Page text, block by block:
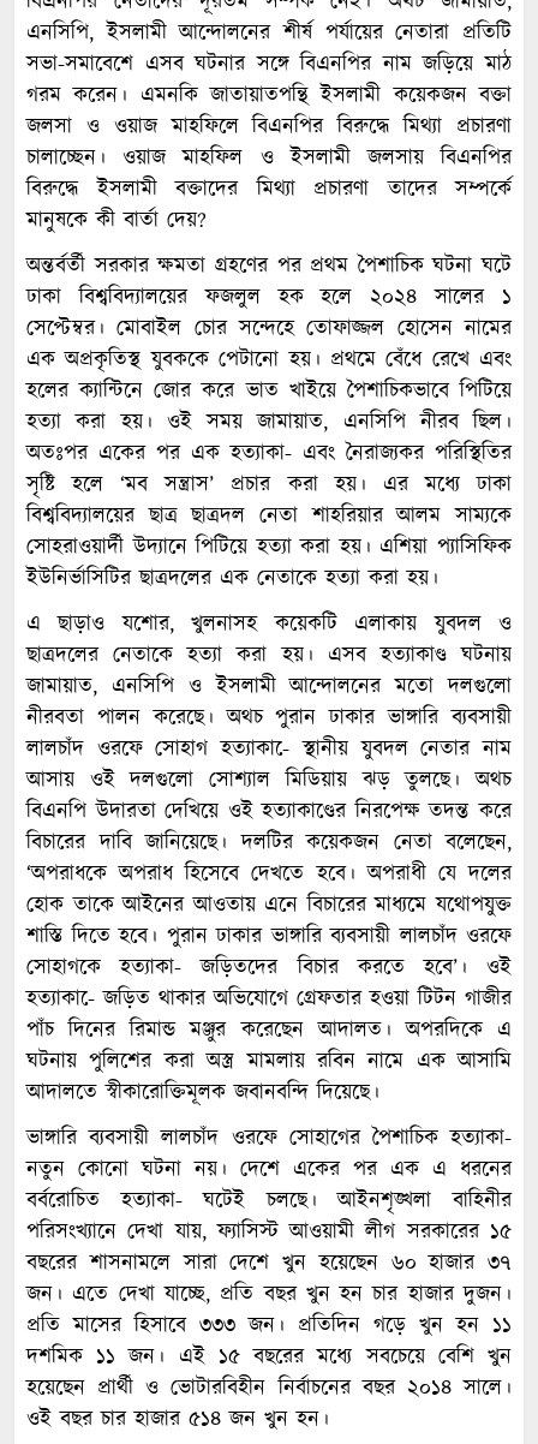
এনসিপি, ইসলামী আন্দোলনের শীর্ষ পর্যায়ের নেতারা প্রতিটি
সভা-সমাবেশে এসব ঘটনার সঙ্গে বিএনপির নাম জড়িয়ে মাঠ
গরম করেন। এমনকি জাতায়াতপন্থি ইসলামী কয়েকজন বক্তা
জলসা ও ওয়াজ মাহফিলে বিএনপির বিরুদ্ধে মিথ্যা প্রচারণা
চালাচ্ছেন। ওয়াজ মাহফিল ও ইসলামী জলসায় বিএনপির
বিরুদ্ধে ইসলামী বক্তাদের মিথ্যা প্রচারণা তাদের সম্পর্কে
মানুষকে কী বার্তা দেয়?
অন্তর্বর্তী সরকার ক্ষমতা গ্রহণের পর প্রথম পৈশাচিক ঘটনা ঘটে
ঢাকা বিশ্ববিদ্যালয়ের ফজলুল হক হলে ২০২৪ সালের ১
সেপ্টেম্বর। মোবাইল চোর সন্দেহে তোফাজ্জল হোসেন নামের
এক অপ্রকৃতিস্থ যুবককে পেটানো হয়। প্রথমে বেঁধে রেখে এবং
হলের ক্যান্টিনে জোর করে ভাত খাইয়ে পৈশাচিকভাবে পিটিয়ে
হত্যা করা হয়। ওই সময় জামায়াত, এনসিপি নীরব ছিল।
অতঃপর একের পর এক হত্যাকা- এবং নৈরাজ্যকর পরিস্থিতির
সৃষ্টি হলে ‘মব সন্ত্রাস’ প্রচার করা হয়। এর মধ্যে ঢাকা
বিশ্ববিদ্যালয়ের ছাত্র ছাত্রদল নেতা শাহরিয়ার আলম সাম্যকে
সোহরাওয়ার্দী উদ্যানে পিটিয়ে হত্যা করা হয়। এশিয়া প্যাসিফিক
ইউনির্ভাসিটির ছাত্রদলের এক নেতাকে হত্যা করা হয়।
এ ছাড়াও যশোর, খুলনাসহ কয়েকটি এলাকায় যুবদল ও
ছাত্রদলের নেতাকে হত্যা করা হয়। এসব হত্যাকাণ্ড ঘটনায়
জামায়াত, এনসিপি ও ইসলামী আন্দোলনের মতো দলগুলো
নীরবতা পালন করেছে। অথচ পুরান ঢাকার ভাঙ্গারি ব্যবসায়ী
লালচাঁদ ওরফে সোহাগ হত্যাকা-ে স্থানীয় যুবদল নেতার নাম
আসায় ওই দলগুলো সোশ্যাল মিডিয়ায় ঝড় তুলছে। অথচ
বিএনপি উদারতা দেখিয়ে ওই হত্যাকাণ্ডের নিরপেক্ষ তদন্ত করে
বিচারের দাবি জানিয়েছে। দলটির কয়েকজন নেতা বলেছেন,
‘অপরাধকে অপরাধ হিসেবে দেখতে হবে। অপরাধী যে দলের
হোক তাকে আইনের আওতায় এনে বিচারের মাধ্যমে যথোপযুক্ত
শাস্তি দিতে হবে। পুরান ঢাকার ভাঙ্গারি ব্যবসায়ী লালচাঁদ ওরফে
সোহাগকে হত্যাকা- জড়িতদের বিচার করতে হবে’। ওই
হত্যাকা-ে জড়িত থাকার অভিযোগে গ্রেফতার হওয়া টিটন গাজীর
পাঁচ দিনের রিমান্ড মঞ্জুর করেছেন আদালত। অপরদিকে এ
ঘটনায় পুলিশের করা অস্ত্র মামলায় রবিন নামে এক আসামি
আদালতে স্বীকারোক্তিমূলক জবানবন্দি দিয়েছে।
ভাঙ্গারি ব্যবসায়ী লালচাঁদ ওরফে সোহাগের পৈশাচিক হত্যাকা-
নতুন কোনো ঘটনা নয়। দেশে একের পর এক এ ধরনের
বর্বরোচিত হত্যাকা- ঘটেই চলছে। আইনশৃঙ্খলা বাহিনীর
পরিসংখ্যানে দেখা যায়, ফ্যাসিস্ট আওয়ামী লীগ সরকারের ১৫
বছরের শাসনামলে সারা দেশে খুন হয়েছেন ৬০ হাজার ৩৭
জন। এতে দেখা যাচ্ছে, প্রতি বছর খুন হন চার হাজার দুজন।
প্রতি মাসের হিসাবে ৩৩৩ জন। প্রতিদিন গড়ে খুন হন ১১
দশমিক ১১ জন। এই ১৫ বছরের মধ্যে সবচেয়ে বেশি খুন
হয়েছেন প্রার্থী ও ভোটারবিহীন নির্বাচনের বছর ২০১৪ সালে।
ওই বছর চার হাজার ৫১৪ জন খুন হন।